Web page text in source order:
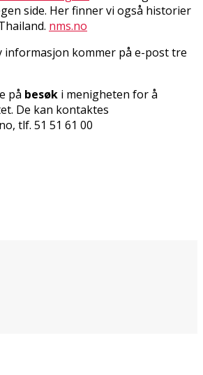
side. Her finner vi også historier
nms.no
informasjon kommer på e-post tre
på besøk i menigheten for å
De kan kontaktes
tlf. 51 51 61 00